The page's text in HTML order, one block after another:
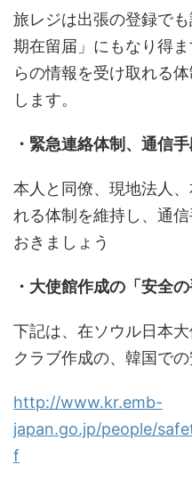
旅レジは出張の登録で
期在留届」にもなり得
らの情報を受け取れる
します。
・緊急連絡体制、通信
本人と同僚、現地法人
れる体制を維持し、通
おきましょう
・大使館作成の「安全
下記は、在ソウル日本
クラブ作成の、韓国での
http://www.kr.emb-
japan.go.jp/people/
f